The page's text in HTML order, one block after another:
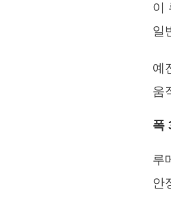
이
일
예
움
폭
루
안